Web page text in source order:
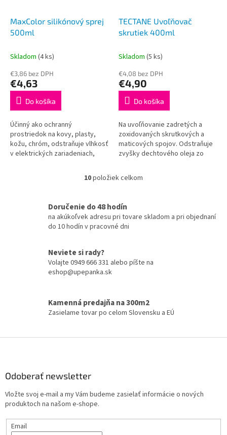
MaxColor silikónový sprej
500ml
Skladom (4 ks)
€3,86 bez DPH
€4,63
Do košíka
Účinný ako ochranný
prostriedok na kovy, plasty,
kožu, chróm, odstraňuje vlhkosť
v elektrických zariadeniach,
a korózii. Odolný voči teplotám
TECTANE Uvoľňovač
skrutiek 400ml
Skladom (5 ks)
€4,08 bez DPH
€4,90
Do košíka
Na uvoľňovanie zadretých a
zoxidovaných skrutkových a
maticových spojov. Odstraňuje
zvyšky dechtového oleja zo
koróziou, odpudzuje vlhkosť a
vodu z...
O
á
d
a
e
p
y
v
p
10položiek celkom
Doručenie do 48 hodín
na akúkoľvek adresu pri tovare skladom a pri objednaní
do 10 hodín v pracovné dni
Neviete si rady?
Volajte 0949 666 331 alebo píšte na
eshop@upepanka.sk
Kamenná predajňa na 300m2
Zasielame tovar po celom Slovensku a EÚ
Odoberať newsletter
Vložte svoj e-mail a my Vám budeme zasielať informácie o nových
produktoch na našom e-shope.
Email